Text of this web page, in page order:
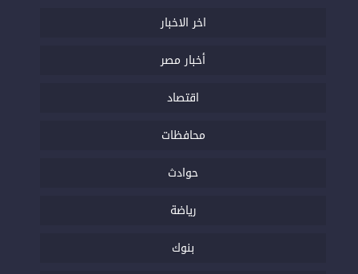
اخر الاخبار
أخبار مصر
اقتصاد
محافظات
حوادث
رياضة
بنوك